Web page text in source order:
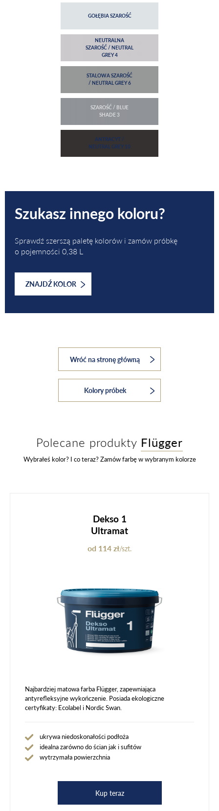
Szukasz innego koloru?
Sprawdź szerszą paletę kolorów i zamów próbkę
o pojemności 0,38 L
ZNAJDŹ KOLOR
Wróć na stronę główną
Kolory próbek
Polecane produkty Flügger
Wybrałeś kolor? I co teraz? Zamów farbę w wybranym kolorze
Dekso 1
Ultramat
od 114 zł/szt.
Najbardziej matowa farba Flügger, zapewniająca
antyrefleksyjne wykończenie. Posiada ekologiczne
certyfikaty: Ecolabel i Nordic Swan.
ukrywa niedoskonałości podłoża
idealna zarówno do ścian jak i sufitów
wytrzymała powierzchnia
Kup teraz